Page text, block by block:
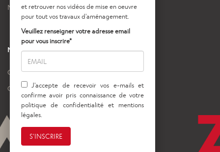
Nos vidéos
NOS AUTRES SITES
Gedimat
Gedibois